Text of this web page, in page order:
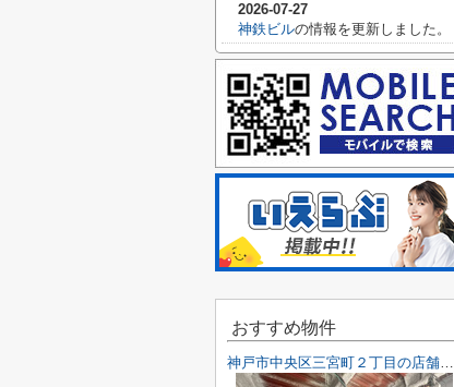
2026-07-27
神鉄ビルの情報を更新しました。
おすすめ物件
神戸市中央区三宮町２丁目の店舗一部